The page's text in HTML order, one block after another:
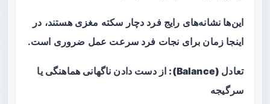
این‌ها نشانه‌های رایج فرد دچار سکته مغزی هستند، در
اینجا زمان برای نجات فرد سرعت عمل ضروری است.
تعادل (Balance):
از دست دادن ناگهانی هماهنگی یا
سرگیجه